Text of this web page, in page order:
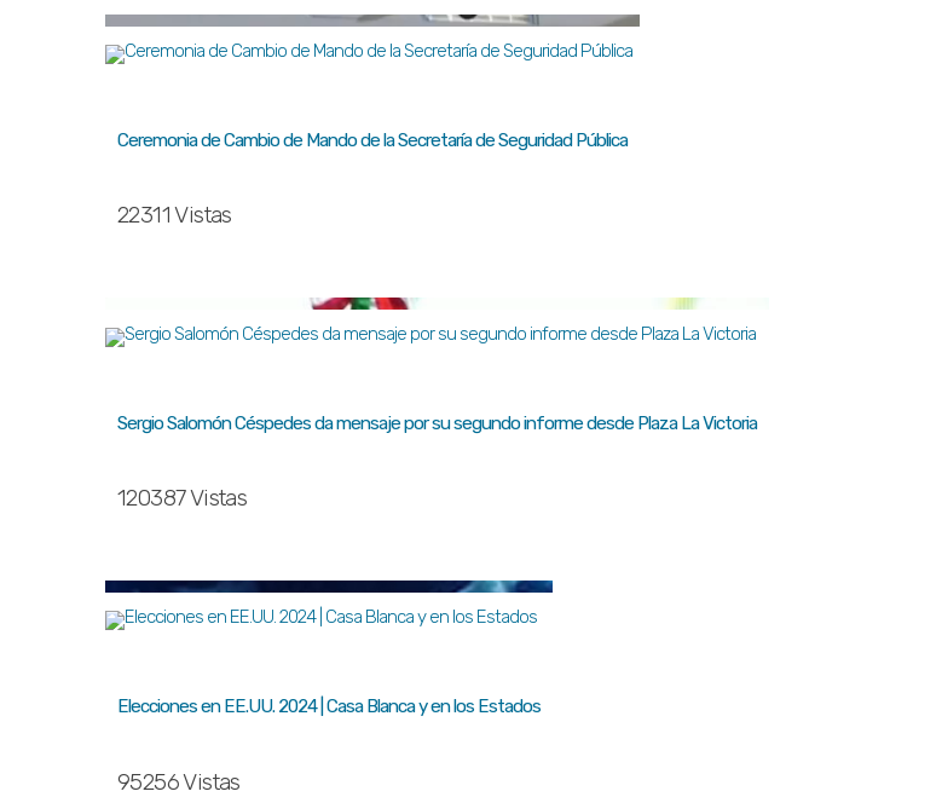
Ceremonia de Cambio de Mando de la Secretaría de Seguridad Pública
22311 Vistas
Sergio Salomón Céspedes da mensaje por su segundo informe desde Plaza La Victoria
120387 Vistas
Elecciones en EE.UU. 2024 | Casa Blanca y en los Estados
95256 Vistas